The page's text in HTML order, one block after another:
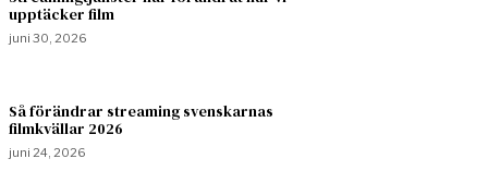
upptäcker film
juni 30, 2026
Så förändrar streaming svenskarnas
filmkvällar 2026
juni 24, 2026